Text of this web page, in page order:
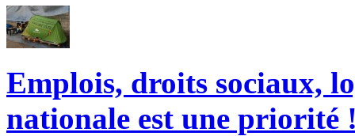
Emplois, droits sociaux,
nationale est une priorité